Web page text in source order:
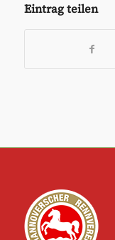
Eintrag teilen